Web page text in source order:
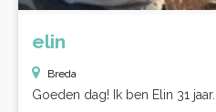
elin
Breda
Goeden dag! Ik ben Elin 31